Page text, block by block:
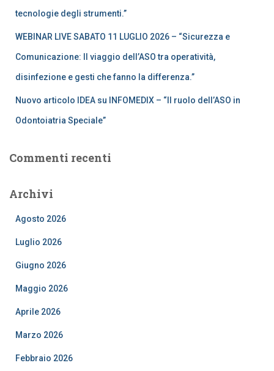
tecnologie degli strumenti.”
WEBINAR LIVE SABATO 11 LUGLIO 2026 – “Sicurezza e
Comunicazione: Il viaggio dell’ASO tra operatività,
disinfezione e gesti che fanno la differenza.”
Nuovo articolo IDEA su INFOMEDIX – “Il ruolo dell’ASO in
Odontoiatria Speciale”
Commenti recenti
Archivi
Agosto 2026
Luglio 2026
Giugno 2026
Maggio 2026
Aprile 2026
Marzo 2026
Febbraio 2026